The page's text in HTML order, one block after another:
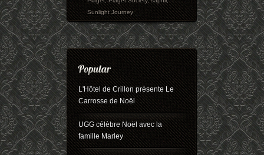
Sunlight Journey
L'Hôtel de Crillon présente Le
Carrosse de Noël
UGG célèbre Noël avec la
famille Marley